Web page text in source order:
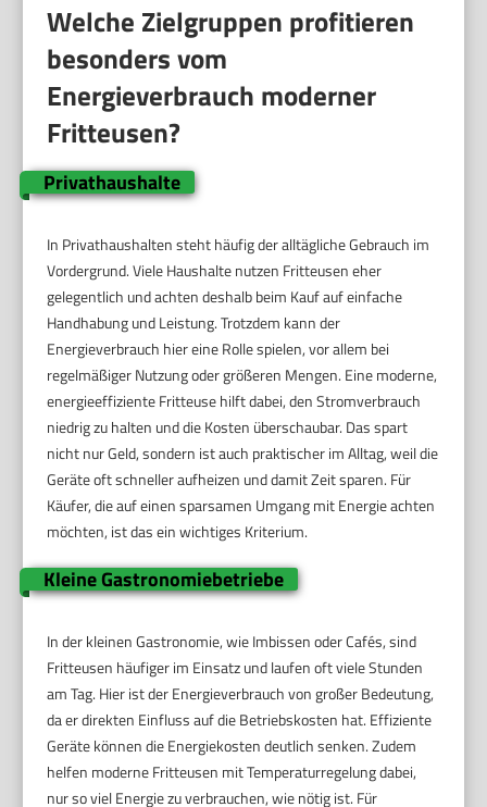
Welche Zielgruppen profitieren
besonders vom
Energieverbrauch moderner
Fritteusen?
Privathaushalte
In Privathaushalten steht häufig der alltägliche Gebrauch im
Vordergrund. Viele Haushalte nutzen Fritteusen eher
gelegentlich und achten deshalb beim Kauf auf einfache
Handhabung und Leistung. Trotzdem kann der
Energieverbrauch hier eine Rolle spielen, vor allem bei
regelmäßiger Nutzung oder größeren Mengen. Eine moderne,
energieeffiziente Fritteuse hilft dabei, den Stromverbrauch
niedrig zu halten und die Kosten überschaubar. Das spart
nicht nur Geld, sondern ist auch praktischer im Alltag, weil die
Geräte oft schneller aufheizen und damit Zeit sparen. Für
Käufer, die auf einen sparsamen Umgang mit Energie achten
möchten, ist das ein wichtiges Kriterium.
Kleine Gastronomiebetriebe
In der kleinen Gastronomie, wie Imbissen oder Cafés, sind
Fritteusen häufiger im Einsatz und laufen oft viele Stunden
am Tag. Hier ist der Energieverbrauch von großer Bedeutung,
da er direkten Einfluss auf die Betriebskosten hat. Effiziente
Geräte können die Energiekosten deutlich senken. Zudem
helfen moderne Fritteusen mit Temperaturregelung dabei,
nur so viel Energie zu verbrauchen, wie nötig ist. Für